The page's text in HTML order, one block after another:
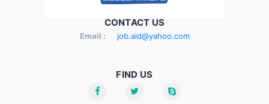
CONTACT US
Email : job.aid@yahoo.com
FIND US